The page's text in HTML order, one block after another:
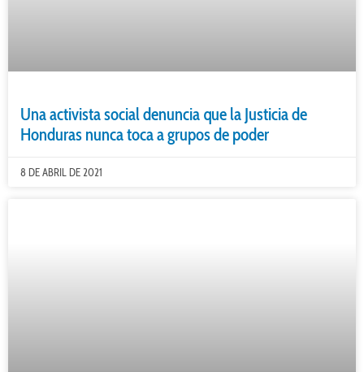
Una activista social denuncia que la Justicia de
Honduras nunca toca a grupos de poder
8 DE ABRIL DE 2021